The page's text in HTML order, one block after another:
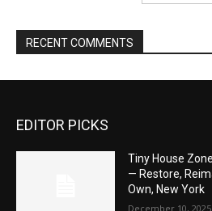
RECENT COMMENTS
EDITOR PICKS
Tiny House
— Restore,
Own, New York
December 10, 2025